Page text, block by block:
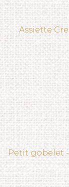
Assiette
Petit gobelet -